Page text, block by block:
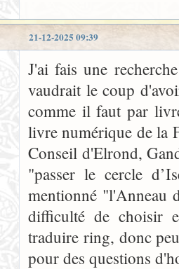
21-12-2025 09:39
J'ai fais une
vaudrait le coup
comme il faut par
livre numérique de la
Conseil d'Elrond,
"passer le cercle
mentionné "l'Anneau
difficulté de choisir
traduire ring, donc
pour des questions